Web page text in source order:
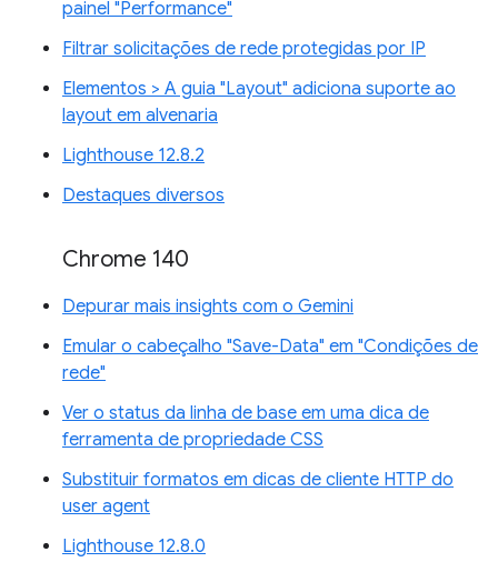
painel "Performance"
Filtrar solicitações de rede protegidas por IP
Elementos > A guia "Layout" adiciona suporte ao
layout em alvenaria
Lighthouse 12.8.2
Destaques diversos
Chrome 140
Depurar mais insights com o Gemini
Emular o cabeçalho "Save-Data" em "Condições de
rede"
Ver o status da linha de base em uma dica de
ferramenta de propriedade CSS
Substituir formatos em dicas de cliente HTTP do
user agent
Lighthouse 12.8.0